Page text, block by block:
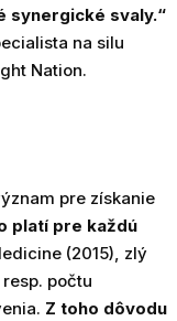
synergické svaly.“
na silu
Nation.
pre získanie
platí pre každú
(2015), zlý
počtu
Z toho dôvodu